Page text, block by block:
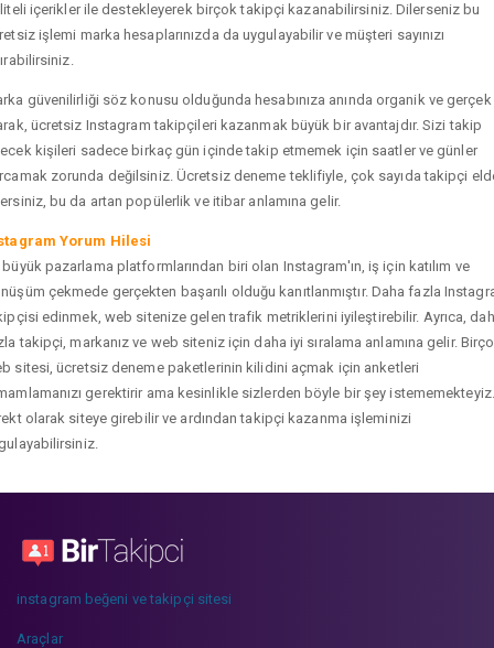
içerikler ile destekleyerek birçok takipçi kazanabilirsiniz. Dilerseniz bu
işlemi marka hesaplarınızda da uygulayabilir ve müşteri sayınızı
güvenilirliği söz konusu olduğunda hesabınıza anında organik ve gerçek
ücretsiz Instagram takipçileri kazanmak büyük bir avantajdır. Sizi takip
kişileri sadece birkaç gün içinde takip etmemek için saatler ve günler
zorunda değilsiniz. Ücretsiz deneme teklifiyle, çok sayıda takipçi
bu da artan popülerlik ve itibar anlamına gelir.
Yorum Hilesi
büyük pazarlama platformlarından biri olan Instagram'ın, iş için katılım ve
çekmede gerçekten başarılı olduğu kanıtlanmıştır. Daha fazla
edinmek, web sitenize gelen trafik metriklerini iyileştirebilir. Ayrıca,
takipçi, markanız ve web siteniz için daha iyi sıralama anlamına gelir.
sitesi, ücretsiz deneme paketlerinin kilidini açmak için anketleri
gerektirir ama kesinlikle sizlerden böyle bir şey istememekteyiz.
olarak siteye girebilir ve ardından takipçi kazanma işleminizi
instagram beğeni ve takipçi sitesi
Araçlar